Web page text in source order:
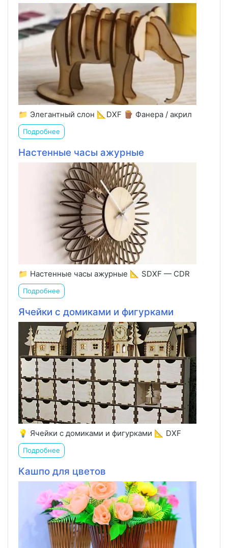
📁 Элегантный слон 📐DXF 🪵 Фанера / акрил
Подробнее
Настенные часы ажурные
📁 Настенные часы ажурные 📐 SDXF — CDR
Подробнее
Ячейки с домиками и фигурками
💡 Ячейки с домиками и фигурками 📐 DXF
Подробнее
Кашпо для цветов